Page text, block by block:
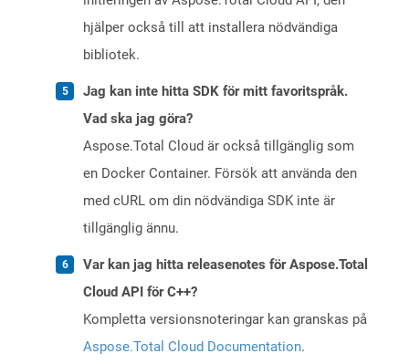
hjälper också till att installera nödvändiga
bibliotek.
Jag kan inte hitta SDK för mitt favoritspråk.
Vad ska jag göra?
Aspose.Total Cloud är också tillgänglig som
en Docker Container. Försök att använda den
med cURL om din nödvändiga SDK inte är
tillgänglig ännu.
Var kan jag hitta releasenotes för Aspose.Total
Cloud API för C++?
Kompletta versionsnoteringar kan granskas på
Aspose.Total Cloud Documentation.